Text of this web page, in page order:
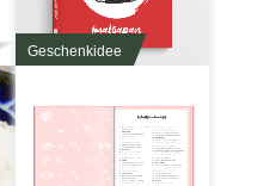
Geschenkidee